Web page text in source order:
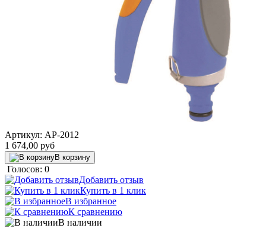
Артикул: AP-2012
1 674,00 руб
В корзину
Голосов: 0
Добавить отзыв
Купить в 1 клик
В избранное
К сравнению
В наличии